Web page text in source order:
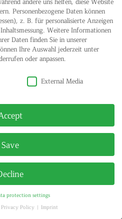
POLICY
| ALL RIGHTS RESERVED
Personenbezogene Daten können
z. B. für personalisierte Anzeigen
Weitere Informationen
Daten finden Sie in unserer
Ihre Auswahl jederzeit unter
oder anpassen.
External Media
Save
protection settings
Privacy Policy Imprint